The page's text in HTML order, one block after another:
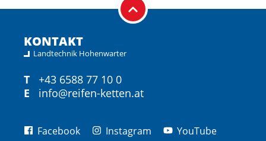
KONTAKT
Landtechnik Hohenwarter
T
+43 6588 77 10 0
E
info@reifen-ketten.at
Facebook Instagram YouTube